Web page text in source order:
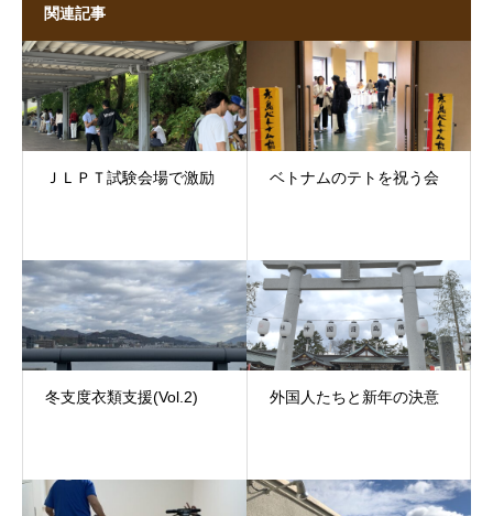
関連記事
ＪＬＰＴ試験会場で激励 ベトナムのテトを祝う会
冬支度衣類支援(Vol.2) 外国人たちと新年の決意